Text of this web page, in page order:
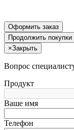
Оформить заказ
Продолжить покупки
×Закрыть
Вопрос
Продукт
Ваше имя
Телефон